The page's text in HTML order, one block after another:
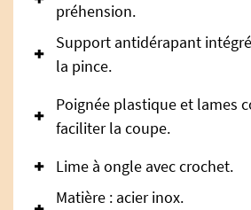
préhension.
Support antidérapant
la pince.
Poignée plastique et lames
faciliter la coupe.
Lime à ongle avec crochet.
Matière : acier inox.